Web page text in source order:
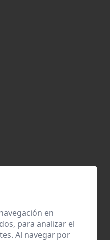
en
para analizar el
Al navegar por